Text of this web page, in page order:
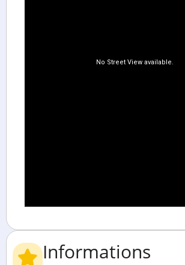
Informations